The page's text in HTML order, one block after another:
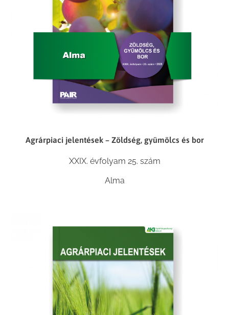
Agrárpiaci jelentések – Zöldség, gyümölcs és bor
XXIX. évfolyam 25. szám
Alma